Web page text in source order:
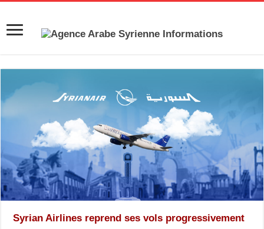
Syrian Airlines reprend ses vols progressivement